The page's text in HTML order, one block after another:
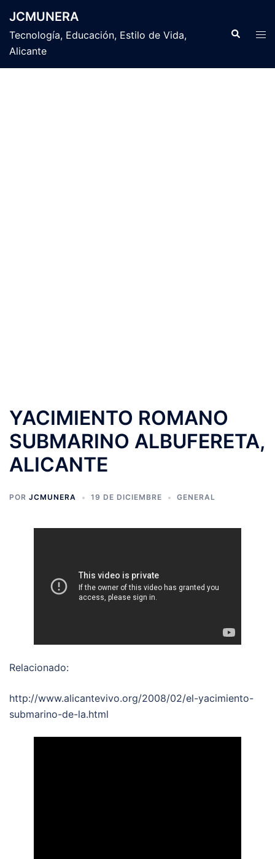
contenido
JCMUNERA
Tecnología, Educación, Estilo de Vida,
Alicante
Buscar
YACIMIENTO ROMANO
SUBMARINO ALBUFERETA,
ALICANTE
POR JCMUNERA 19 DE DICIEMBRE GENERAL
Relacionado:
http://www.alicantevivo.org/2008/02/el-yacimiento-
submarino-de-la.html